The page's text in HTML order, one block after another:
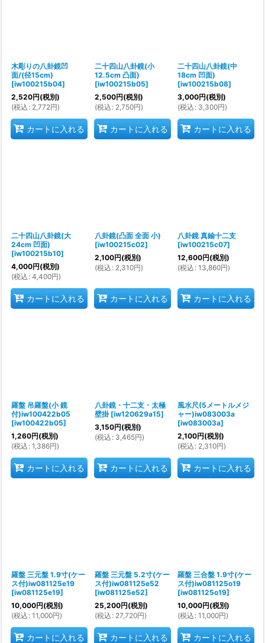
木彫りの八卦鏡凹
面/(径15cm)
[iw100215b04]
2,520円(税別)
(税込 : 2,772円)
カートに入れる
二十四山八卦鏡(小
12.5cm 凸面)
[iw100215b05]
2,500円(税別)
(税込 : 2,750円)
カートに入れる
二十四山八卦鏡(中
18cm 凹面)
[iw100215b08]
3,000円(税別)
(税込 : 3,300円)
カートに入れる
二十四山八卦鏡(大
24cm 凹面)
[iw100215b10]
4,000円(税別)
(税込 : 4,400円)
カートに入れる
八卦鏡(凸面 全面 小)
[iw100215c02]
2,100円(税別)
(税込 : 2,310円)
カートに入れる
八卦鏡 真鍮十二支
[iw100215c07]
12,600円(税別)
(税込 : 13,860円)
カートに入れる
羅盤 吊羅盤(小 鏡
付)iw100422b05
[iw100422b05]
1,260円(税別)
(税込 : 1,386円)
カートに入れる
八卦鏡・十二支・太極
壁掛 [iw120629a15]
3,150円(税別)
(税込 : 3,465円)
カートに入れる
風水尺(5メートルメジ
ャー)iw083003a
[iw083003a]
2,100円(税別)
(税込 : 2,310円)
カートに入れる
羅盤 三元盤 1.9寸(ケー
ス付)iw081125e19
[iw081125e19]
10,000円(税別)
(税込 : 11,000円)
カートに入れる
羅盤 三元盤 5.2寸(ケー
ス付)iw081125e52
[iw081125e52]
25,200円(税別)
(税込 : 27,720円)
カートに入れる
羅盤 三合盤 1.9寸(ケー
ス付)iw081125o19
[iw081125o19]
10,000円(税別)
(税込 : 11,000円)
カートに入れる